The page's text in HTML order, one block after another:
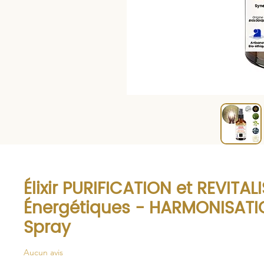
Élixir PURIFICATION et
Énergétiques -
Spray
Aucun avis